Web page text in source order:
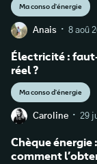
Ma conso d'énergie
Anais · 8 aoû
Électricité :
réel ?
Ma conso d'énergie
Caroline · 29
Chèque énergie
comment